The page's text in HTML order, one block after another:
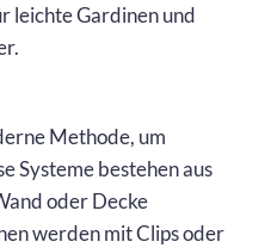
leichte Gardinen und
Methode, um
Systeme bestehen aus
oder Decke
werden mit Clips oder